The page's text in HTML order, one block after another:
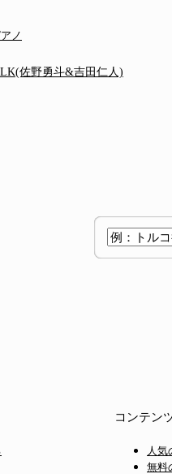
ノ
佐野勇斗&吉田仁人)
コンテン
人気
無料